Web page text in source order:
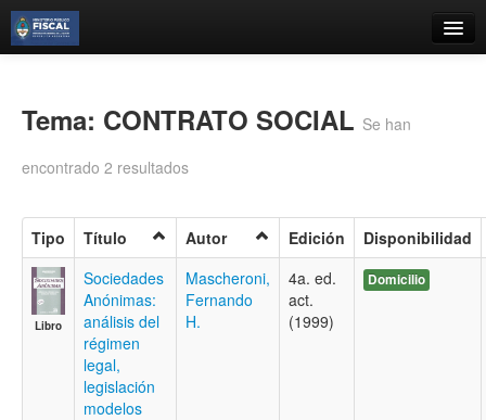
Búsqueda Avanzada
Contacto
Iniciar sesión
Tema: CONTRATO SOCIAL Se han
encontrado 2 resultados
Tipo Título Autor Edición Disponibilidad
Libro
Sociedades
Anónimas:
análisis del
régimen
legal,
legislación
modelos
Mascheroni,
Fernando
H.
4a. ed.
act.
(1999)
Domicilio